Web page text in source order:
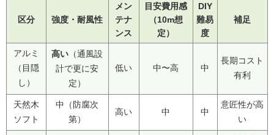
区分 強度・耐風性
メン
テナ
ンス
目安費用感
（10m想
定）
DIY
難易
度
補足
アルミ
（目隠
し）
高い （通風設
計で更に安
定）
低い 中〜高 中
長期コスト
有利
天然木
ソフト
中（防腐次
第）
高い 中 中
意匠性が高
い